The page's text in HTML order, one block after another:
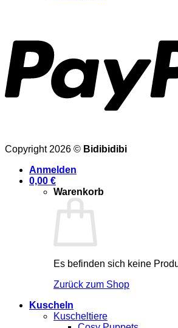
Copyright 2026 © Bidibidibi
Anmelden
0,00 €
Warenkorb
Es befinden sich keine
Zurück zum Shop
Kuscheln
Kuscheltiere